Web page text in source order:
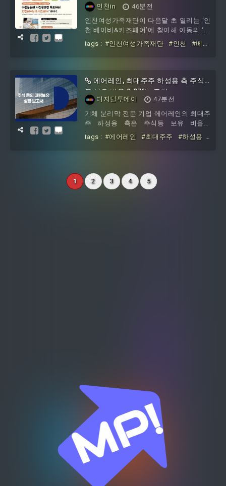
화 사업을 위수탁한 환경공단은 올해 연말
까지 기본설계를 끝낸다는 방침이다.7월
부터 시작된 설계는 6개월안에 마쳐야 하
기 때문에 늦어도 12월말까지 제출된 용역
결과를 토대로 빠르면 내년 1, 2월쯤 캠
인천in
46분전
인천여성가족재단이 다음달 초 열리는 ‘인
천 베이비&키즈페어’에 참여해 아동의 ‘놀
권리’를 중심으로 인천형 공동 육아·돌봄
시설인 ‘아이사랑꿈터’를 홍보한다.재단
베이비&키즈페어’ 행사장 내에 ‘아이사랑
꿈터’ 부스를 설치하고 사진전과 아동의
‘놀 권리’ 약속&인증 이벤트 등을 진행한다
고 7일 밝혔다.재단은 사진전 사전 행사로
10~23일 온라인 공모전을 통해 아동 ‘놀
권리’의 가치를 담은 사진을 접수하고 12
개 작품을 뽑아 ‘아
tags : #인천여성가족재단 #인천
#베이
에어레인, 최대주주 하성용 측 주식
등 보유 비율 0.07%p 증가
디지털투데이
47분전
기체 분리막 전문 기업 에어레인의 최대주
주 하성용 측은 주식등 보유 비율이
24.03%로 증가했다고 7일 공시했다. 장내
매수에 따른 보고자 보유 주식수 변동이
다. 직전 보고일인 2026년 8월 3일 대비 1
만주 증가했다. 보유비율은 24.03%로,
tags : #에어레인 #최대주주
#하성용
1 2 3 4 5